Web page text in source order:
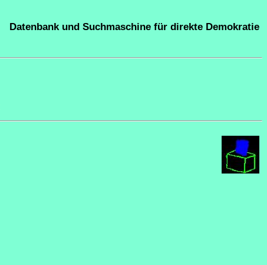
Datenbank und Suchmaschine für direkte Demokratie